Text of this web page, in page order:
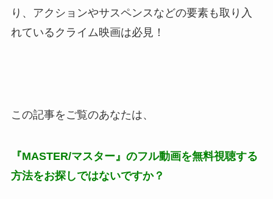
り、アクションやサスペンスなどの要素も取り入
れているクライム映画は必見！
この記事をご覧のあなたは、
『MASTER/マスター』のフル動画を無料視聴する
方法をお探しではないですか？